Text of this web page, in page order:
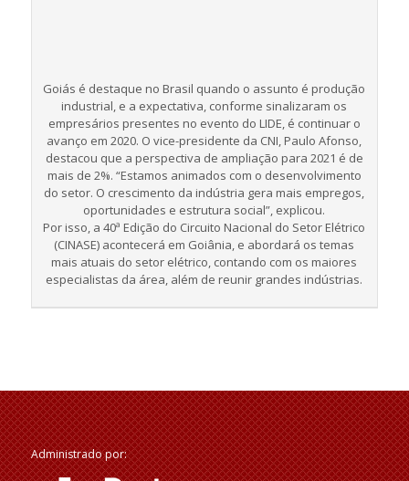
Goiás é destaque no Brasil quando o assunto é produção
industrial, e a expectativa, conforme sinalizaram os
empresários presentes no evento do LIDE, é continuar o
avanço em 2020. O vice-presidente da CNI, Paulo Afonso,
destacou que a perspectiva de ampliação para 2021 é de
mais de 2%. “Estamos animados com o desenvolvimento
do setor. O crescimento da indústria gera mais empregos,
oportunidades e estrutura social”, explicou.
Por isso, a 40ª Edição do Circuito Nacional do Setor Elétrico
(CINASE) acontecerá em Goiânia, e abordará os temas
mais atuais do setor elétrico, contando com os maiores
especialistas da área, além de reunir grandes indústrias.
Administrado por: